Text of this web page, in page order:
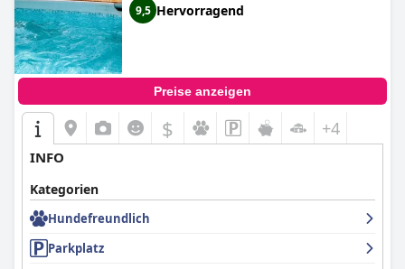
9,5 Hervorragend
Preise anzeigen
$ +4
INFO
Kategorien
Hundefreundlich
Parkplatz